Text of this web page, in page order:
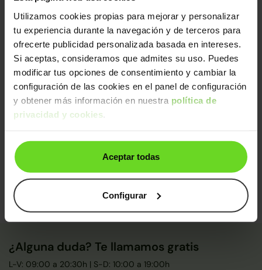
Utilizamos cookies propias para mejorar y personalizar
tu experiencia durante la navegación y de terceros para
ofrecerte publicidad personalizada basada en intereses.
Si aceptas, consideramos que admites su uso. Puedes
modificar tus opciones de consentimiento y cambiar la
configuración de las cookies en el panel de configuración
y obtener más información en nuestra política de
privacidad y cookies
Aceptar todas
Configurar
de calidad.
Sin daños estructurales certificados, libre de
cargas y kilometraje garantizado
Diagnosis avanzada
Mecánica impecable (con sustitución de piezas
clave)
Control final de calidad y seguridad
De un equipo de+250 expertos
certificado y pasado control de calidad:
Certificado: Mircea Gabriel
Calidad: Víctor
¿Alguna duda? Te llamamos gratis
L-V: 09:00 a 20:30h | S-D: 10:00 a 19:00h